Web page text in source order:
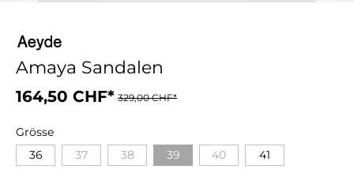
Amaya Sandalen
164,50 CHF* 329,00 CHF*
Grösse
36
37 38 39 40 41